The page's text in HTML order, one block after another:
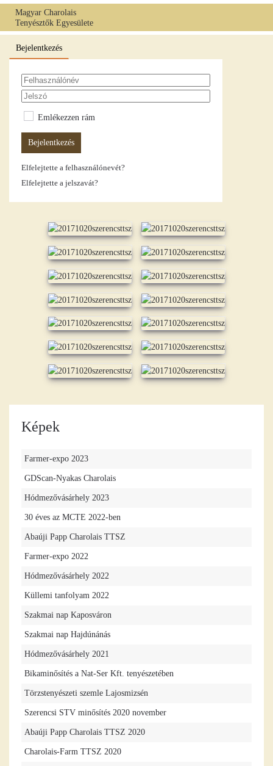
Fő tartalom átugrása
Magyar Charolais
Tenyésztők Egyesülete
Bejelentkezés
Emlékezzen rám
Bejelentkezés
Elfelejtette a felhasználónevét?
Elfelejtette a jelszavát?
Képek
Farmer-expo 2023
GDScan-Nyakas Charolais
Hódmezővásárhely 2023
30 éves az MCTE 2022-ben
Abaúji Papp Charolais TTSZ
Farmer-expo 2022
Hódmezővásárhely 2022
Küllemi tanfolyam 2022
Szakmai nap Kaposváron
Szakmai nap Hajdúnánás
Hódmezővásárhely 2021
Bikaminősítés a Nat-Ser Kft. tenyészetében
Törzstenyészeti szemle Lajosmizsén
Szerencsi STV minősítés 2020 november
Abaúji Papp Charolais TTSZ 2020
Charolais-Farm TTSZ 2020